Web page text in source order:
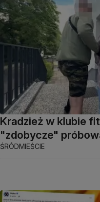
Kradzież w klubie
"zdobycze"
ŚRÓDMIEŚCIE